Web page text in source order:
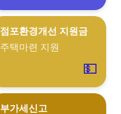
점포환경개선 지원금
주택마련 지원
💵
부가세신고